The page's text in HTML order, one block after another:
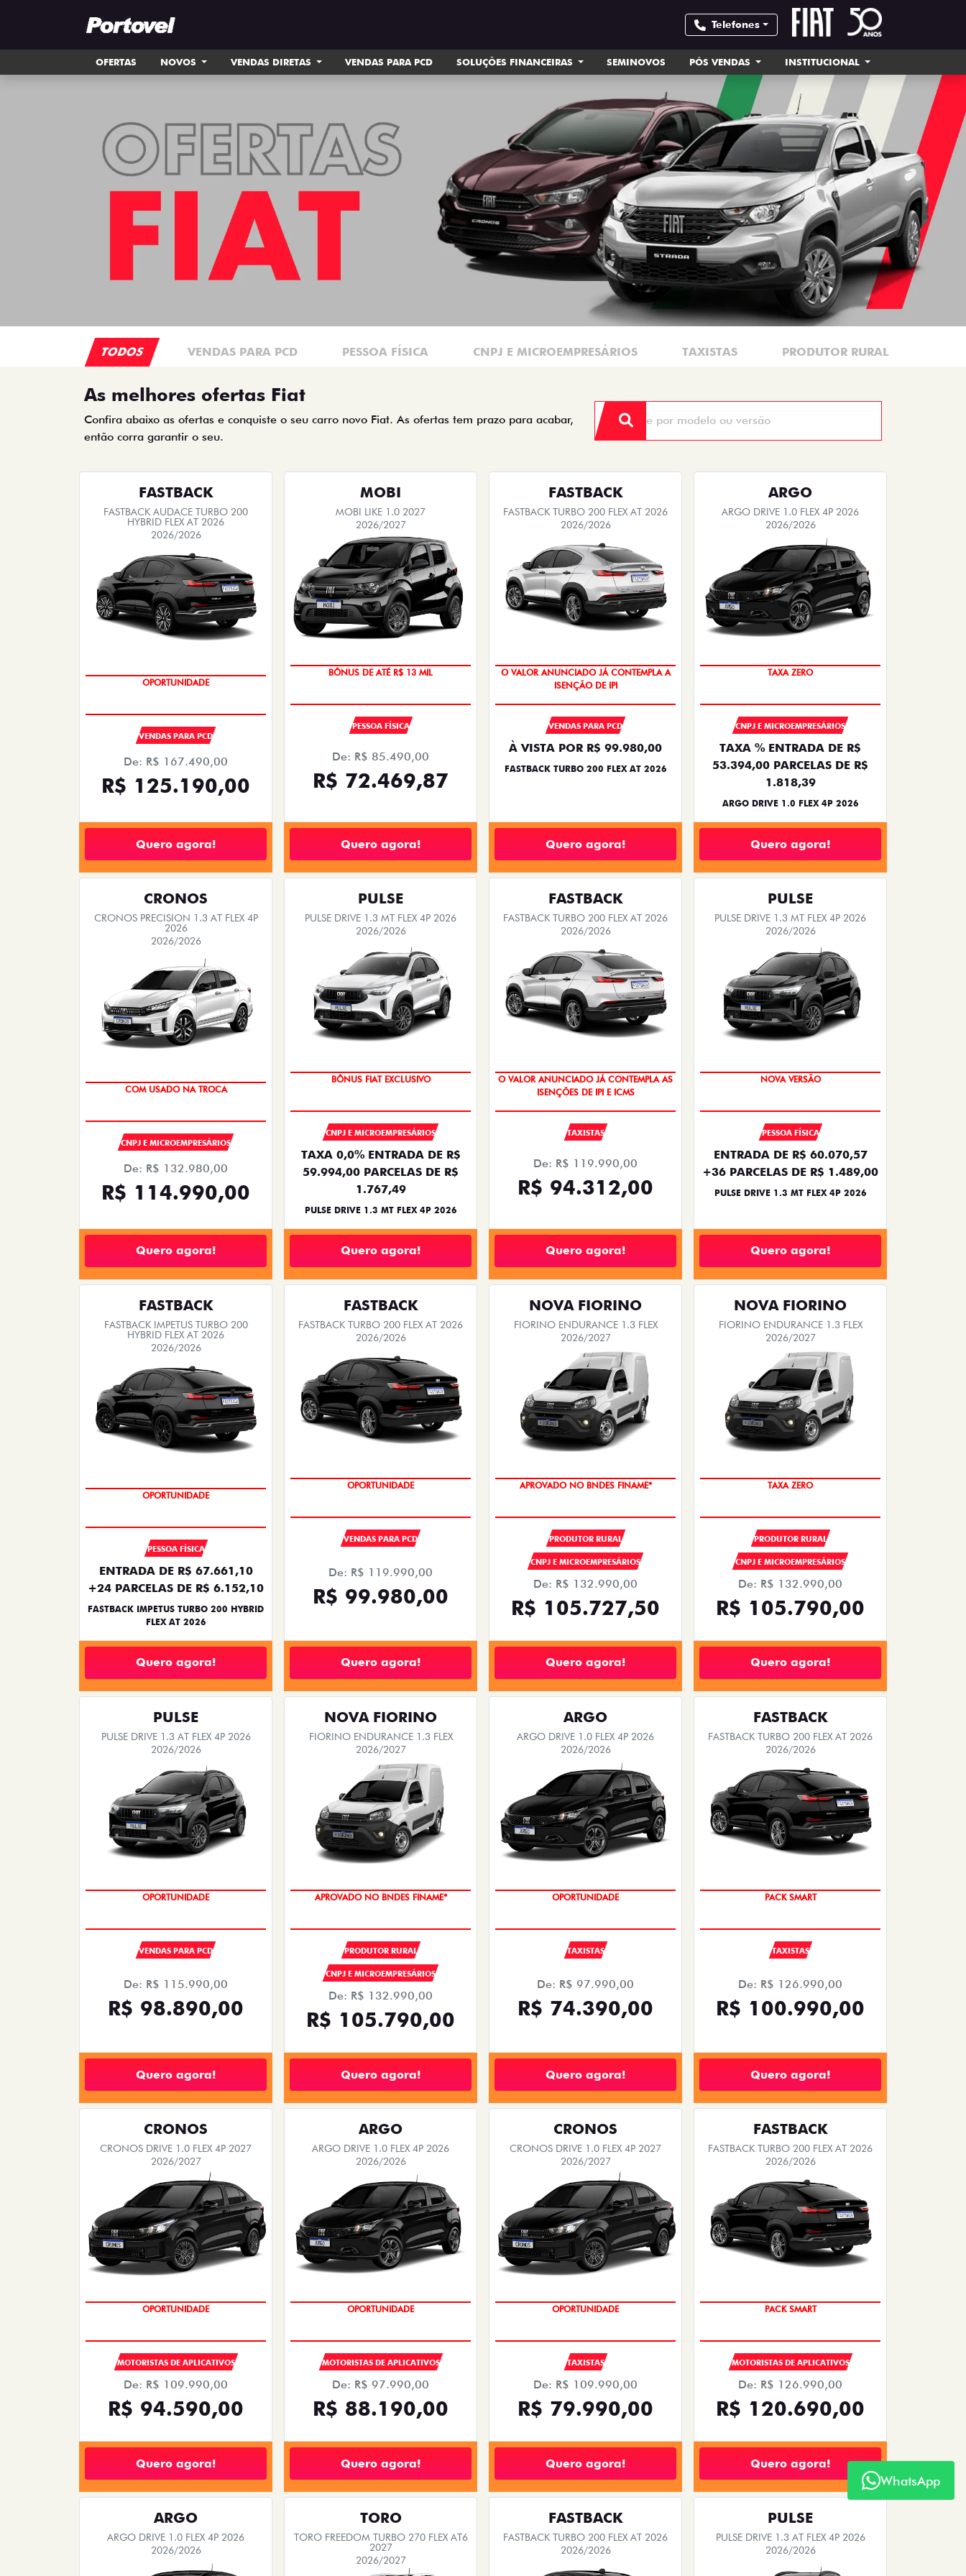
Telefones
OFERTAS NOVOS VENDAS DIRETAS VENDAS PARA PCD SOLUÇÕES FINANCEIRAS SEMINOVOS PÓS VENDAS INSTITUCIONAL
TODOS VENDAS PARA PCD PESSOA FÍSICA CNPJ E MICROEMPRESÁRIOS TAXISTAS PRODUTOR RURAL
As melhores ofertas Fiat
Confira abaixo as ofertas e conquiste o seu carro novo Fiat. As ofertas tem prazo para acabar,
então corra garantir o seu.
FASTBACK
FASTBACK AUDACE TURBO 200
HYBRID FLEX AT 2026
2026/2026
OPORTUNIDADE
VENDAS PARA PCD
De: R$ 167.490,00
R$ 125.190,00
Quero agora!
MOBI
MOBI LIKE 1.0 2027
2026/2027
BÔNUS DE ATÉ R$ 13 MIL
PESSOA FÍSICA
De: R$ 85.490,00
R$ 72.469,87
Quero agora!
FASTBACK
FASTBACK TURBO 200 FLEX AT 2026
2026/2026
O VALOR ANUNCIADO JÁ CONTEMPLA A
ISENÇÃO DE IPI
VENDAS PARA PCD
À VISTA POR R$ 99.980,00
FASTBACK TURBO 200 FLEX AT 2026
Quero agora!
ARGO
ARGO DRIVE 1.0 FLEX 4P 2026
2026/2026
TAXA ZERO
CNPJ E MICROEMPRESÁRIOS
TAXA % ENTRADA DE R$
53.394,00 PARCELAS DE R$
1.818,39
ARGO DRIVE 1.0 FLEX 4P 2026
Quero agora!
CRONOS
CRONOS PRECISION 1.3 AT FLEX 4P
2026
2026/2026
COM USADO NA TROCA
CNPJ E MICROEMPRESÁRIOS
De: R$ 132.980,00
R$ 114.990,00
Quero agora!
PULSE
PULSE DRIVE 1.3 MT FLEX 4P 2026
2026/2026
BÔNUS FIAT EXCLUSIVO
CNPJ E MICROEMPRESÁRIOS
TAXA 0,0% ENTRADA DE R$
59.994,00 PARCELAS DE R$
1.767,49
PULSE DRIVE 1.3 MT FLEX 4P 2026
Quero agora!
FASTBACK
FASTBACK TURBO 200 FLEX AT 2026
2026/2026
O VALOR ANUNCIADO JÁ CONTEMPLA AS
ISENÇÕES DE IPI E ICMS
TAXISTAS
De: R$ 119.990,00
R$ 94.312,00
Quero agora!
PULSE
PULSE DRIVE 1.3 MT FLEX 4P 2026
2026/2026
PESSOA FÍSICA
ENTRADA DE R$ 60.070,57
+36 PARCELAS DE R$ 1.489,00
PULSE DRIVE 1.3 MT FLEX 4P 2026
Quero agora!
FASTBACK
FASTBACK IMPETUS TURBO 200
HYBRID FLEX AT 2026
2026/2026
PESSOA FÍSICA
ENTRADA DE R$ 67.661,10
+24 PARCELAS DE R$ 6.152,10
FASTBACK IMPETUS TURBO 200 HYBRID
FLEX AT 2026
Quero agora!
FASTBACK
FASTBACK TURBO 200 FLEX AT 2026
2026/2026
OPORTUNIDADE
VENDAS PARA PCD
De: R$ 119.990,00
R$ 99.980,00
Quero agora!
NOVA FIORINO
FIORINO ENDURANCE 1.3 FLEX
2026/2027
APROVADO NO BNDES FINAME*
PRODUTOR RURAL
CNPJ E MICROEMPRESÁRIOS
De: R$ 132.990,00
R$ 105.727,50
Quero agora!
NOVA FIORINO
FIORINO ENDURANCE 1.3 FLEX
2026/2027
TAXA ZERO
PRODUTOR RURAL
CNPJ E MICROEMPRESÁRIOS
De: R$ 132.990,00
R$ 105.790,00
Quero agora!
PULSE
PULSE DRIVE 1.3 AT FLEX 4P 2026
2026/2026
OPORTUNIDADE
VENDAS PARA PCD
De: R$ 115.990,00
R$ 98.890,00
Quero agora!
NOVA FIORINO
FIORINO ENDURANCE 1.3 FLEX
2026/2027
APROVADO NO BNDES FINAME*
PRODUTOR RURAL
CNPJ E MICROEMPRESÁRIOS
De: R$ 132.990,00
R$ 105.790,00
Quero agora!
ARGO
ARGO DRIVE 1.0 FLEX 4P 2026
2026/2026
OPORTUNIDADE
TAXISTAS
De: R$ 97.990,00
R$ 74.390,00
Quero agora!
FASTBACK
FASTBACK TURBO 200 FLEX AT 2026
2026/2026
PACK SMART
TAXISTAS
De: R$ 126.990,00
R$ 100.990,00
Quero agora!
CRONOS
CRONOS DRIVE 1.0 FLEX 4P 2027
2026/2027
OPORTUNIDADE
MOTORISTAS DE APLICATIVOS
De: R$ 109.990,00
R$ 94.590,00
Quero agora!
ARGO
ARGO DRIVE 1.0 FLEX 4P 2026
2026/2026
OPORTUNIDADE
MOTORISTAS DE APLICATIVOS
De: R$ 97.990,00
R$ 88.190,00
Quero agora!
CRONOS
CRONOS DRIVE 1.0 FLEX 4P 2027
2026/2027
OPORTUNIDADE
TAXISTAS
De: R$ 109.990,00
R$ 79.990,00
Quero agora!
FASTBACK
FASTBACK TURBO 200 FLEX AT 2026
2026/2026
PACK SMART
MOTORISTAS DE APLICATIVOS
De: R$ 126.990,00
R$ 120.690,00
Quero agora!
ARGO
ARGO DRIVE 1.0 FLEX 4P 2026
2026/2026
TORO
TORO FREEDOM TURBO 270 FLEX AT6
2027
2026/2027
FASTBACK
FASTBACK TURBO 200 FLEX AT 2026
2026/2026
PULSE
PULSE DRIVE 1.3 AT FLEX 4P 2026
2026/2026
WhatsApp